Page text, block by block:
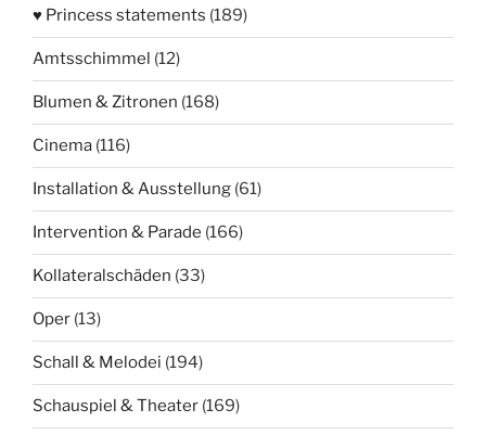
♥ Princess statements (189)
Amtsschimmel (12)
Blumen & Zitronen (168)
Cinema (116)
Installation & Ausstellung (61)
Intervention & Parade (166)
Kollateralschäden (33)
Oper (13)
Schall & Melodei (194)
Schauspiel & Theater (169)